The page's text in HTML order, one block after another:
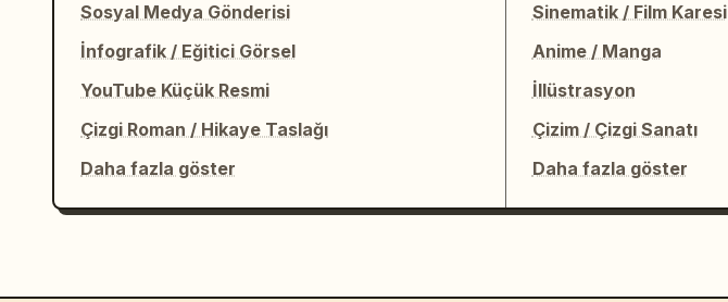
Sosyal Medya Gönderisi
İnfografik / Eğitici Görsel
YouTube Küçük Resmi
Çizgi Roman / Hikaye Taslağı
Daha fazla göster
Sinematik / Film Karesi
Anime / Manga
İllüstrasyon
Çizim / Çizgi Sanatı
Daha fazla göster